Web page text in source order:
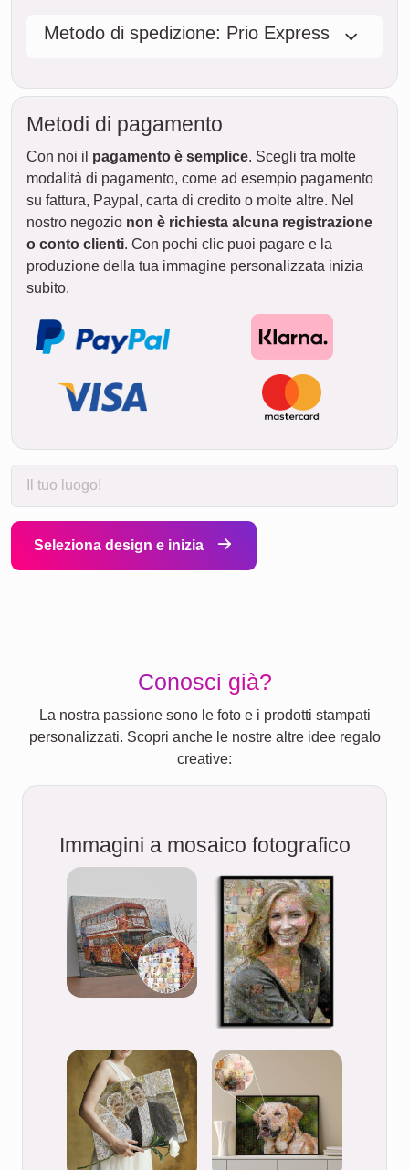
Metodo di spedizione: Prio Express
Metodi di pagamento
Con noi il pagamento è semplice. Scegli tra molte
modalità di pagamento, come ad esempio pagamento
su fattura, Paypal, carta di credito o molte altre. Nel
nostro negozio non è richiesta alcuna registrazione
o conto clienti. Con pochi clic puoi pagare e la
produzione della tua immagine personalizzata inizia
subito.
Seleziona design e inizia
Conosci già?
La nostra passione sono le foto e i prodotti stampati
personalizzati. Scopri anche le nostre altre idee regalo
creative:
Immagini a mosaico fotografico